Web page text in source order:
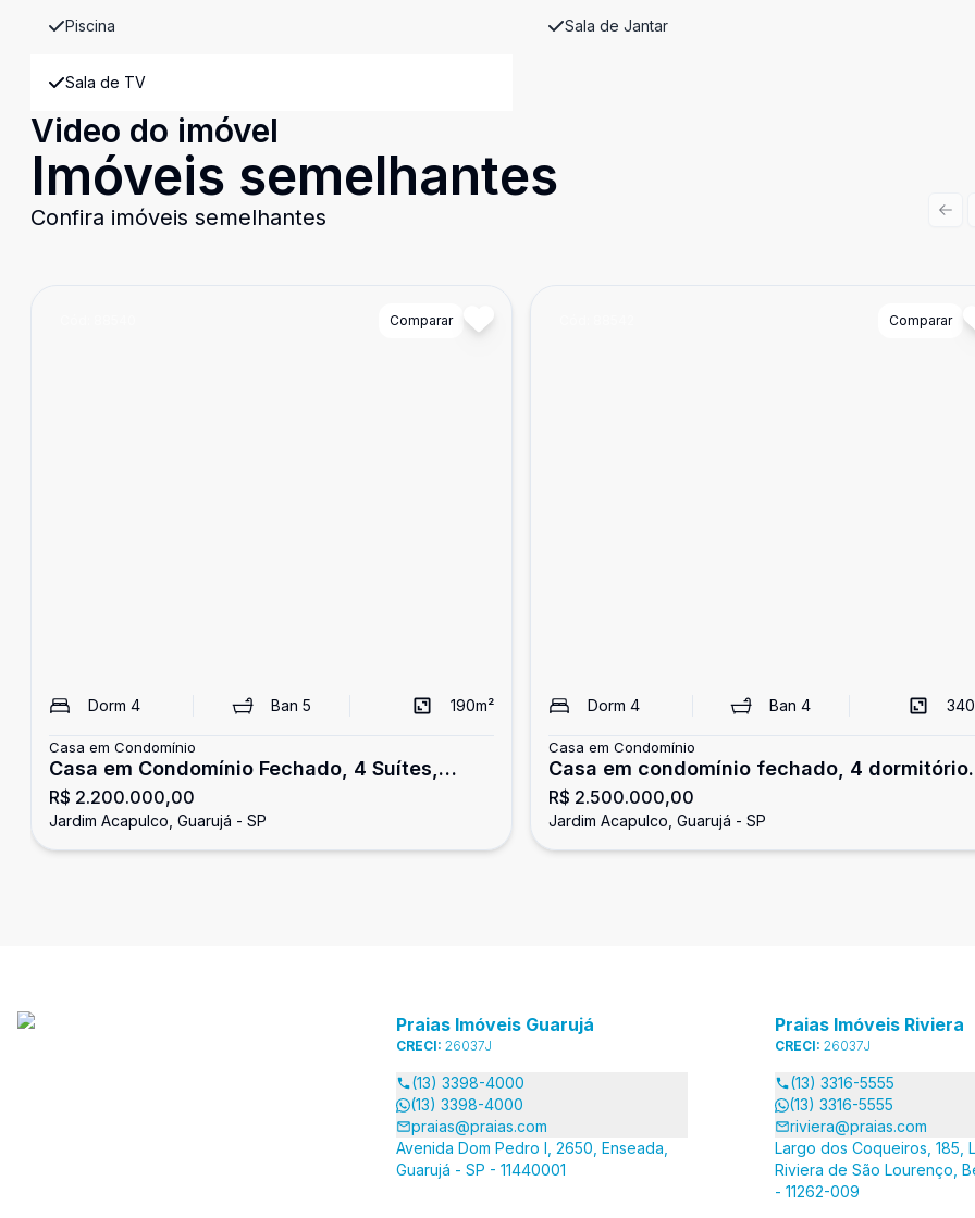
Piscina Sala de Jantar
Sala de TV
Video do imóvel
Imóveis semelhantes
Confira imóveis semelhantes
Comparar
Dorm 4 Ban5 190m²
Casa em Condomínio
Casa em Condomínio Fechado, 4 Suítes,
Jardim Acapulco, Guarujá
R$ 2.200.000,00
Jardim Acapulco, Guarujá - SP
Comparar
Dorm 4 Ban4 340
Casa em Condomínio
Casa em condomínio fechado, 4
Jardim Acapulco, Guarujá
R$ 2.500.000,00
Jardim Acapulco, Guarujá - SP
Praias Imóveis Guarujá
CRECI: 26037J
(13) 3398-4000
(13) 3398-4000
praias@praias.com
Avenida Dom Pedro I, 2650, Enseada,
Guarujá - SP - 11440001
Praias Imóveis Riviera
CRECI: 26037J
(13) 3316-5555
(13) 3316-5555
riviera@praias.com
Largo dos Coqueiros, 185,
Riviera de São Lourenço,
- 11262-009